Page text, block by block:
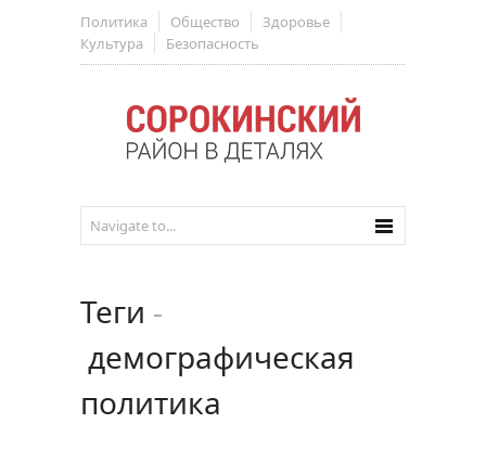
Политика Общество
Здоровье
Культура
Безопасность
Теги -
демографическая
политика